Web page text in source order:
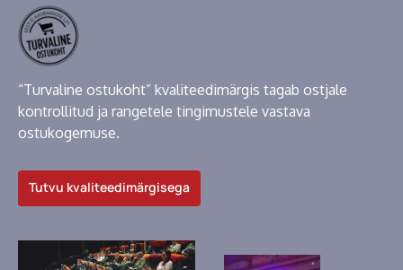
“Turvaline ostukoht” kvaliteedimärgis tagab ostjale
kontrollitud ja rangetele tingimustele vastava
ostukogemuse.
Tutvu kvaliteedimärgisega